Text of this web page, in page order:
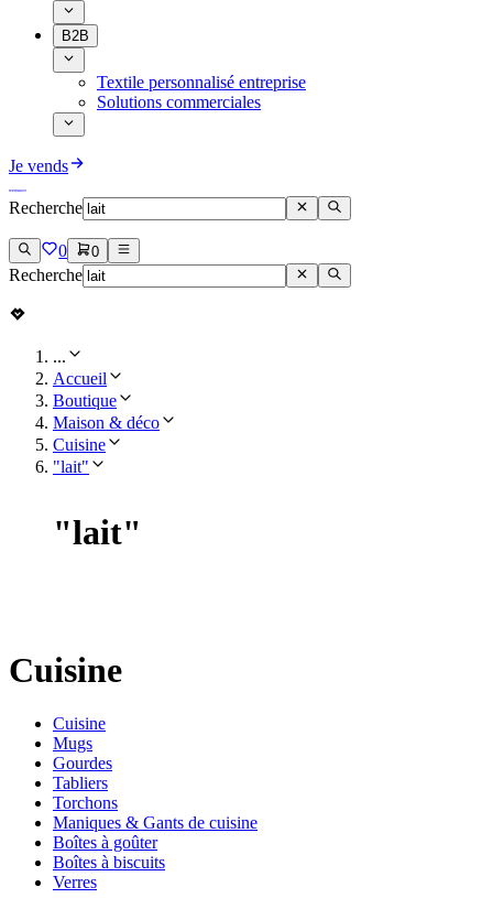
B2B
Textile personnalisé entreprise
Solutions commerciales
Je vends
Recherche
0 0
Recherche
...
Accueil
Boutique
Maison & déco
Cuisine
"lait"
"lait"
Cuisine
Cuisine
Mugs
Gourdes
Tabliers
Torchons
Maniques & Gants de cuisine
Boîtes à goûter
Boîtes à biscuits
Verres